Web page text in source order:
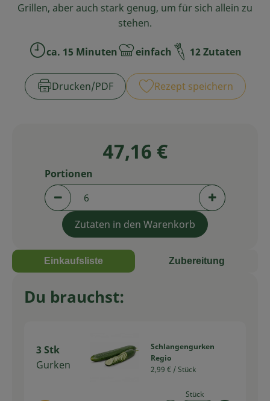
Über uns
Blog & Aktuelles
Grillen, aber auch stark genug, um für sich allein zu
stehen.
Zubreitungszeit:
ca. 15 Minuten Schwierigkeit:
einfach 12 Zutaten
Drucken​/​PDF Rezept speichern
47,16 €
Portionen verringern (aktuell 6 Portionen
Portionen
Portionen
Zutaten in den Warenkorb
Einkaufsliste Zubereitung
Du brauchst:
3 Stk
Gurken
Schlangengurken
Regio
2,99 € /Stück
Stück